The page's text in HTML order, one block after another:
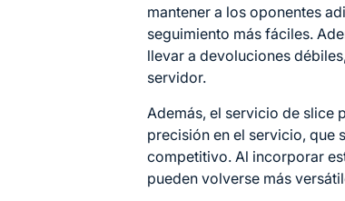
mantener a los oponentes
seguimiento más fáciles.
llevar a devoluciones
servidor.
Además, el servicio de slice
precisión en el servicio, que
competitivo. Al incorporar
pueden volverse más